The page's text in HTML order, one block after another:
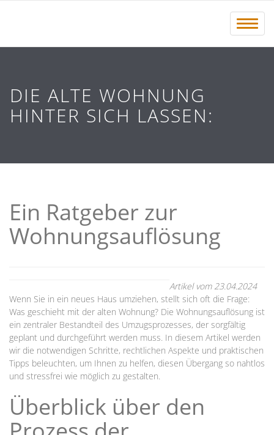
Menü
DIE ALTE WOHNUNG
HINTER SICH LASSEN:
Ein Ratgeber zur
Wohnungsauflösung
Artikel vom 23.04.2024
Wenn Sie in ein neues Haus umziehen, stellt sich oft die Frage:
Was geschieht mit der alten Wohnung? Die Wohnungsauflösung ist
ein zentraler Bestandteil des Umzugsprozesses, der sorgfältig
geplant und durchgeführt werden muss. In diesem Artikel werden
wir die notwendigen Schritte, rechtlichen Aspekte und praktischen
Tipps beleuchten, um Ihnen zu helfen, diesen Übergang so nahtlos
und stressfrei wie möglich zu gestalten.
Überblick über den